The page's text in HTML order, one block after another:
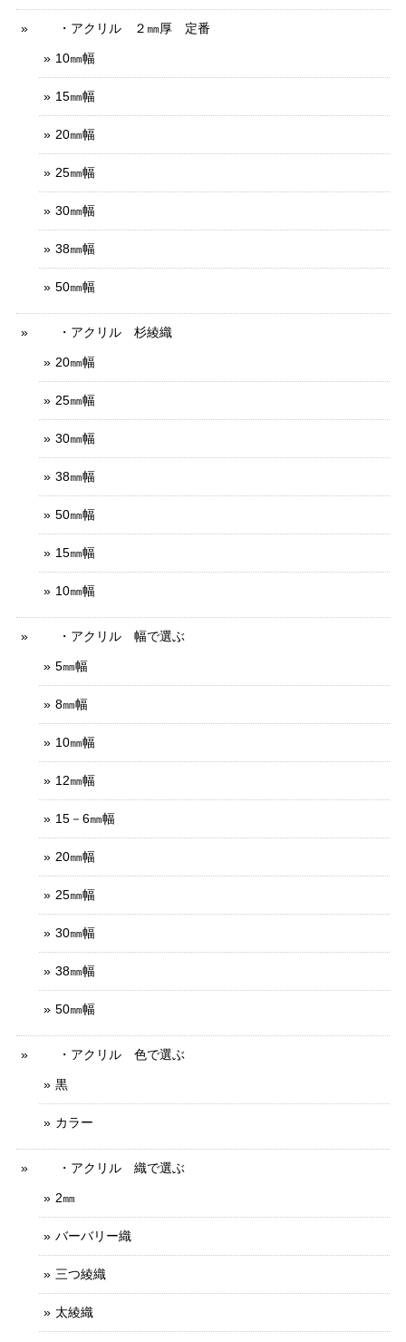
・アクリル ２㎜厚 定番
10㎜幅
15㎜幅
20㎜幅
25㎜幅
30㎜幅
38㎜幅
50㎜幅
・アクリル 杉綾織
20㎜幅
25㎜幅
30㎜幅
38㎜幅
50㎜幅
15㎜幅
10㎜幅
・アクリル 幅で選ぶ
5㎜幅
8㎜幅
10㎜幅
12㎜幅
15－6㎜幅
20㎜幅
25㎜幅
30㎜幅
38㎜幅
50㎜幅
・アクリル 色で選ぶ
黒
カラー
・アクリル 織で選ぶ
2㎜
バーバリー織
三つ綾織
太綾織